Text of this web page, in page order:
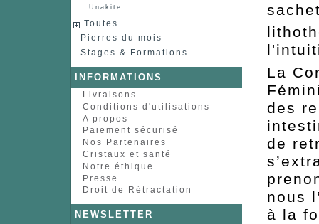
Unakite
Toutes
Pierres du mois
Stages & Formations
INFORMATIONS
Livraisons
Conditions d'utilisations
A propos
Paiement sécurisé
Nos Partenaires
Cristaux et santé
Notre éthique
Presse
Droit de Rétractation
NEWSLETTER
La
des
de
nous
à la